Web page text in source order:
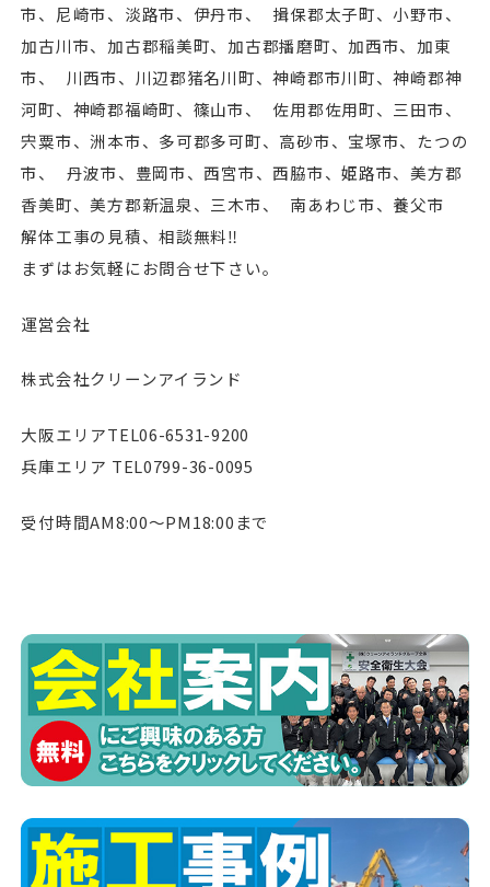
市、尼崎市、淡路市、伊丹市、 揖保郡太子町、小野市、
加古川市、加古郡稲美町、加古郡播磨町、加⻄市、加東
市、 川⻄市、川辺郡猪名川町、神崎郡市川町、神崎郡神
河町、神崎郡福崎町、篠山市、 佐用郡佐用町、三田市、
宍粟市、洲本市、多可郡多可町、高砂市、宝塚市、たつの
市、 丹波市、豊岡市、⻄宮市、⻄脇市、姫路市、美方郡
香美町、美方郡新温泉、三木市、 南あわじ市、養父市
解体工事の見積、相談無料‼︎
まずはお気軽にお問合せ下さい。
運営会社
株式会社クリーンアイランド
大阪エリアTEL06-6531-9200
兵庫エリア TEL0799-36-0095
受付時間AM8:00〜PM18:00まで